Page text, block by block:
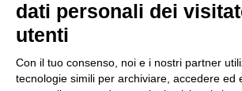
16 Luglio 2026
dati personali dei
utenti
Con il tuo consenso, noi e i nostri partner
tecnologie simili per archiviare, accedere ed